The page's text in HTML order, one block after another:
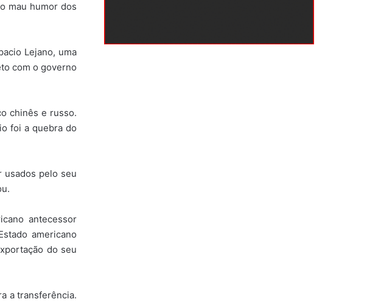
mau humor dos
Lejano, uma
com o governo
chinês e russo.
foi a quebra do
usados pelo seu
antecessor
americano
do seu
a transferência.